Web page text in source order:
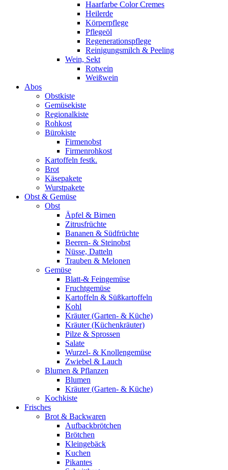
Haarfarbe Color Cremes
Heilerde
Körperpflege
Pflegeöl
Regenerationspflege
Reinigungsmilch & Peeling
Wein, Sekt
Rotwein
Weißwein
Abos
Obstkiste
Gemüsekiste
Regionalkiste
Rohkost
Bürokiste
Firmenobst
Firmenrohkost
Kartoffeln festk.
Brot
Käsepakete
Wurstpakete
Obst & Gemüse
Obst
Äpfel & Birnen
Zitrusfrüchte
Bananen & Südfrüchte
Beeren- & Steinobst
Nüsse, Datteln
Trauben & Melonen
Gemüse
Blatt-& Feingemüse
Fruchtgemüse
Kartoffeln & Süßkartoffeln
Kohl
Kräuter (Garten- & Küche)
Kräuter (Küchenkräuter)
Pilze & Sprossen
Salate
Wurzel- & Knollengemüse
Zwiebel & Lauch
Blumen & Pflanzen
Blumen
Kräuter (Garten- & Küche)
Kochkiste
Frisches
Brot & Backwaren
Aufbackbrötchen
Brötchen
Kleingebäck
Kuchen
Pikantes